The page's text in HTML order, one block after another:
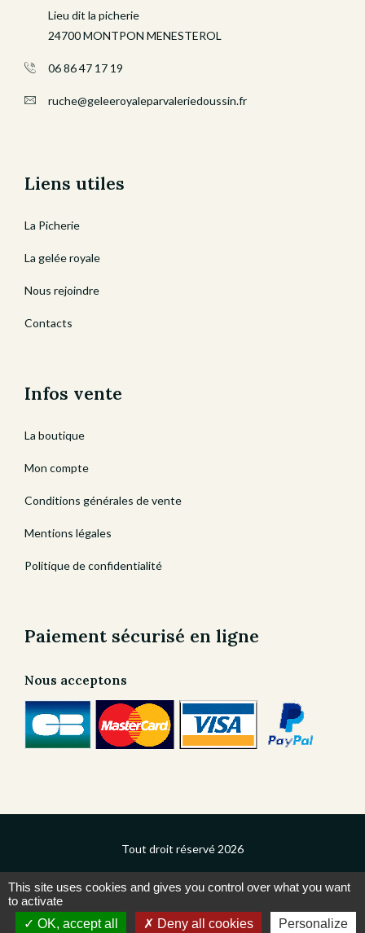
Lieu dit la picherie
24700 MONTPON MENESTEROL
06 86 47 17 19
ruche@geleeroyaleparvaleriedoussin.fr
Liens utiles
La Picherie
La gelée royale
Nous rejoindre
Contacts
Infos vente
La boutique
Mon compte
Conditions générales de vente
Mentions légales
Politique de confidentialité
Paiement sécurisé en ligne
Nous acceptons
Tout droit réservé 2026
|Mentions légales |Politique de confidentialité |
Conditions générales de vente |Administration
This site uses cookies and gives you control over what you want
to activate
OK, accept all
Deny all cookies Personalize